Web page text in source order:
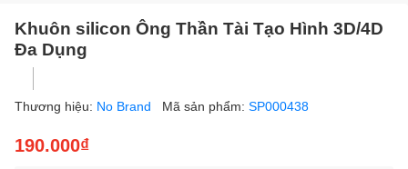
Khuôn silicon Ông Thần Tài Tạo Hình 3D/4D
Đa Dụng
Thương hiệu: No Brand Mã sản phẩm: SP000438
190.000₫